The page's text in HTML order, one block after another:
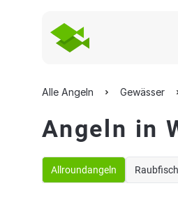
Alle Angeln Gewässer
Angeln in
Allroundangeln